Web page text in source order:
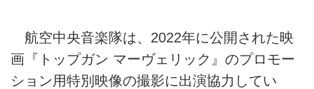
航空中央音楽隊は、2022年に公開された映
画『トップガン マーヴェリック』のプロモー
ション用特別映像の撮影に出演協力してい